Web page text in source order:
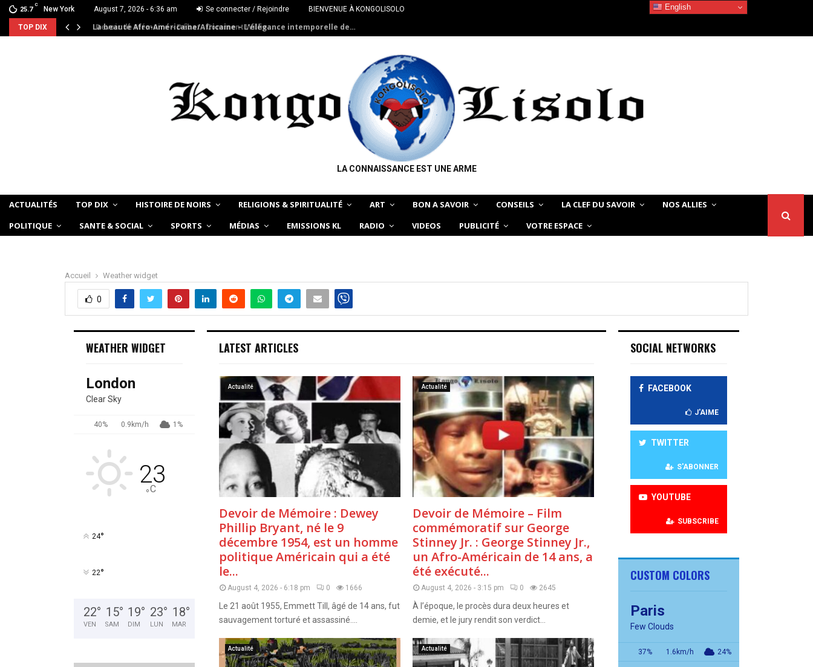
25.7
C
New York August 7, 2026 - 6:36 am Se connecter / Rejoindre BIENVENUE À KONGOLISOLO
TOP DIX La beauté Afro-Américaine/Africaine – L’élégance intemporelle de…
LA CONNAISSANCE EST UNE ARME
ACTUALITÉS TOP DIX HISTOIRE DE NOIRS RELIGIONS & SPIRITUALITÉ ART BON A SAVOIR CONSEILS LA CLEF DU SAVOIR
NOS ALLIES
POLITIQUE
SANTE & SOCIAL SPORTS MÉDIAS EMISSIONS KL RADIO VIDEOS PUBLICITÉ VOTRE ESPACE
Accueil Weather widget
0
LATEST ARTICLES
Actualité
Devoir de Mémoire : Dewey
Phillip Bryant, né le 9
décembre 1954, est un homme
politique Américain qui a été
le...
August 4, 2026 - 6:18 pm 0 1666
Le 21 août 1955, Emmett Till, âgé de 14 ans, fut
sauvagement torturé et assassiné....
Actualité
Devoir de Mémoire – Film
commémoratif sur George
Stinney Jr. : George Stinney Jr.,
un Afro-Américain de 14 ans, a
été exécuté...
August 4, 2026 - 3:15 pm 0 2645
À l’époque, le procès dura deux heures et
demie, et le jury rendit son verdict...
Actualité Actualité
WEATHER WIDGET
London
Clear Sky
40% 0.9km/h 1%
23
°C
24°
22°
22°
VEN
15°
SAM
19°
DIM
23°
LUN
18°
MAR
SOCIAL NETWORKS
FACEBOOK
J'AIME
TWITTER
S'ABONNER
YOUTUBE
SUBSCRIBE
CUSTOM COLORS
Paris
Few Clouds
37% 1.6km/h 24%
English